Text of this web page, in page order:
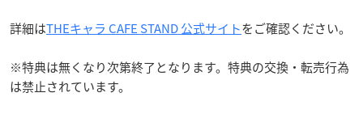
詳細はTHEキャラ CAFE STAND 公式サイトをご確認ください。
※特典は無くなり次第終了となります。特典の交換・転売行為
は禁止されています。